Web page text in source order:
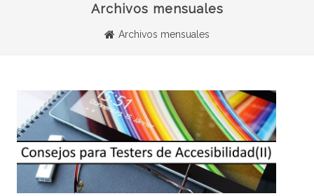
Archivos mensuales
Archivos mensuales